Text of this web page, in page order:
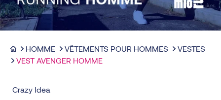
HOMME VÊTEMENTS POUR HOMMES
VESTES
VEST AVENGER HOMME
Crazy Idea